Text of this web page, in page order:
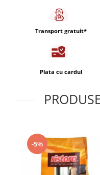
Transport gratuit*
Plata cu cardul
-5%